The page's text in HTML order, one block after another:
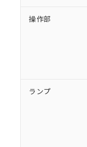
操作部
ランプ